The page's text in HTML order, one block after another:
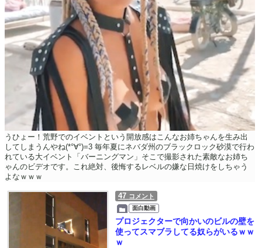
うひょー！荒野でのイベントという開放感はこんなお姉ちゃんを生み出
してしまうんやね(*°∀°)=3 毎年夏にネバダ州のブラックロック砂漠で行わ
れている大イベント「バーニングマン」そこで撮影された素敵なお姉ち
ゃんのビデオです。これ絶対、後悔するレベルの嫌な日焼けをしちゃう
よなｗｗｗ
47 コメント
面白動画
プロジェクターで向かいのビルの壁を
使ってスマブラしてる奴らがいるｗｗ
ｗ